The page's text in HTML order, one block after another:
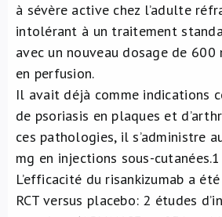
à sévère active chez l’adulte
intolérant à un traitement
avec un nouveau dosage de
en perfusion.
Il avait déjà comme indications
de psoriasis en plaques et
ces pathologies, il s’administre
mg en injections sous-cutanées.1
L’efficacité du risankizumab a
RCT versus placebo: 2 études